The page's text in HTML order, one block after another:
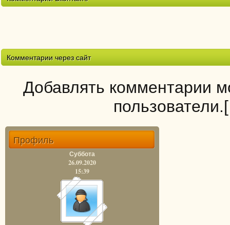
Комментарии через сайт
Добавлять комментарии
пользователи.
Профиль
Суббота
26.09.2020
15:39